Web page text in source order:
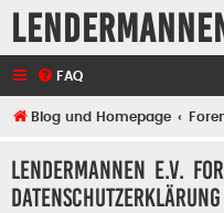
FAQ
Blog und Homepage
Lendermannen e.V.
Datenschutzerklärung